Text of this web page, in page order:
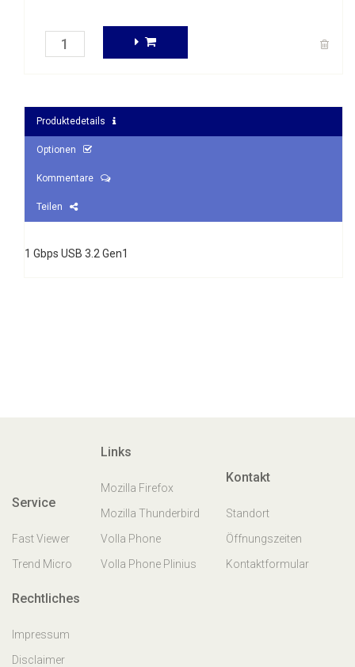
Produktedetails
Optionen
Kommentare
Teilen
1 Gbps USB 3.2 Gen1
Service
Fast Viewer
Trend Micro
Links
Mozilla Firefox
Mozilla Thunderbird
Volla Phone
Volla Phone Plinius
Kontakt
Standort
Öffnungszeiten
Kontaktformular
Rechtliches
Impressum
Disclaimer